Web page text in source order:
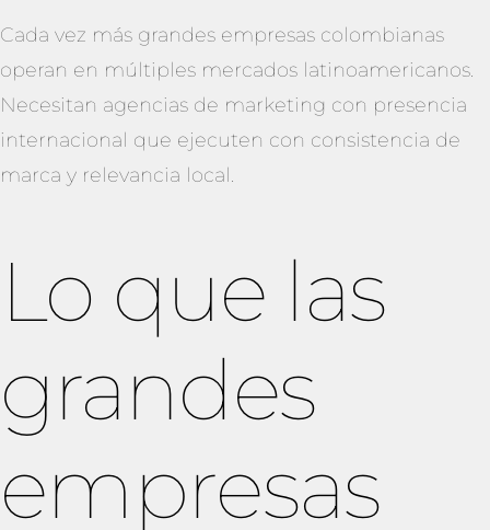
Cada vez más grandes empresas colombianas
operan en múltiples mercados latinoamericanos.
Necesitan agencias de marketing con presencia
internacional que ejecuten con consistencia de
marca y relevancia local.
Lo que las
grandes
empresas